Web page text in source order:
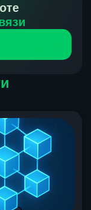
части
в онлайн-